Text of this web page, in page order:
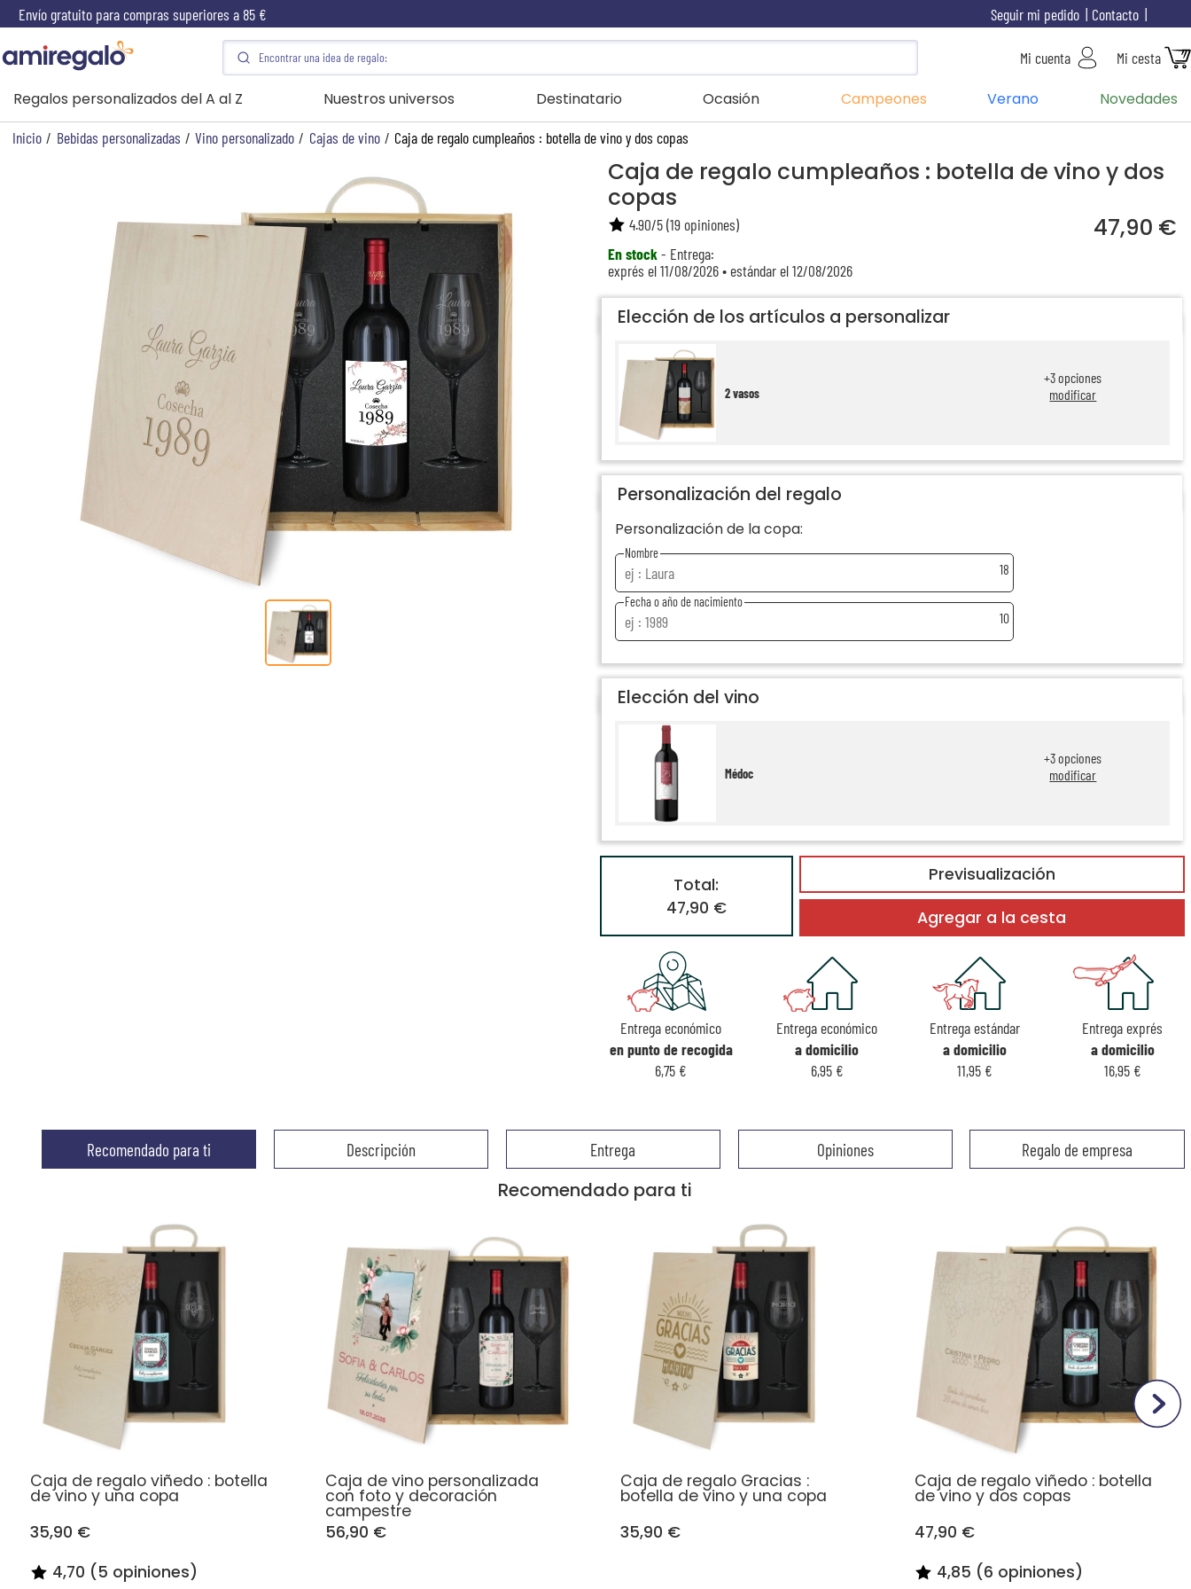
Envío gratuito para compras superiores a 85 € Contacto
Seguir mi pedido
Mi cuenta Mi cesta
Regalos personalizados del A al Z Nuestros universos Destinatario Ocasión Campeones Verano Novedades
Inicio / Bebidas personalizadas / Vino personalizado / Cajas de vino / Caja de regalo cumpleaños : botella de vino y dos copas
Caja de regalo cumpleaños : botella de vino y dos
copas
47,90 €
En stock- Entrega:
exprés el 11/08/2026 • estándar el 12/08/2026
4.90/5(19opiniones)
Elección de los artículos a personalizar
2 vasos
+3opciones
modificar
Personalización del regalo
Personalización de la copa:
Nombre
18
Fecha o año de nacimiento
10
Elección del vino
Médoc
+3opciones
modificar
Previsualización
Total:
47,90 €
Agregar a la cesta
Entrega económico
en punto de recogida
6,75 €
Entrega económico
a domicilio
6,95 €
Entrega estándar
a domicilio
11,95 €
Entrega exprés
a domicilio
16,95 €
Recomendado para ti Descripción Entrega Opiniones Regalo de empresa
Recomendado para ti
Caja de regalo viñedo : botella
de vino y una copa
35,90 €
4,70 (5 opiniones)
Caja de vino personalizada
con foto y decoración
campestre
56,90 €
Caja de regalo Gracias :
botella de vino y una copa
35,90 €
Caja de regalo viñedo : botella
de vino y dos copas
47,90 €
4,85 (6 opiniones)